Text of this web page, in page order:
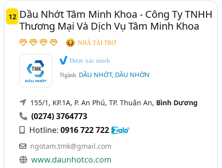
12 Dầu Nhớt Tâm Minh Khoa - Công Ty TNHH
Thương Mại Và Dịch Vụ Tâm Minh Khoa
NHÀ TÀI TRỢ
Được xác minh
Ngành: DẦU NHỚT, DẦU NHỜN
155/1, KP.1A, P. An Phú, TP. Thuận An, Bình Dương
(0274) 3764773
Hotline:0916 722 722
ngotam.tmk@gmail.com
www.daunhotco.com